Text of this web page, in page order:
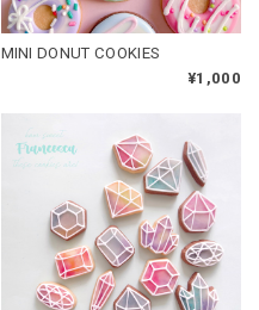
MINI DONUT COOKIES
¥1,000